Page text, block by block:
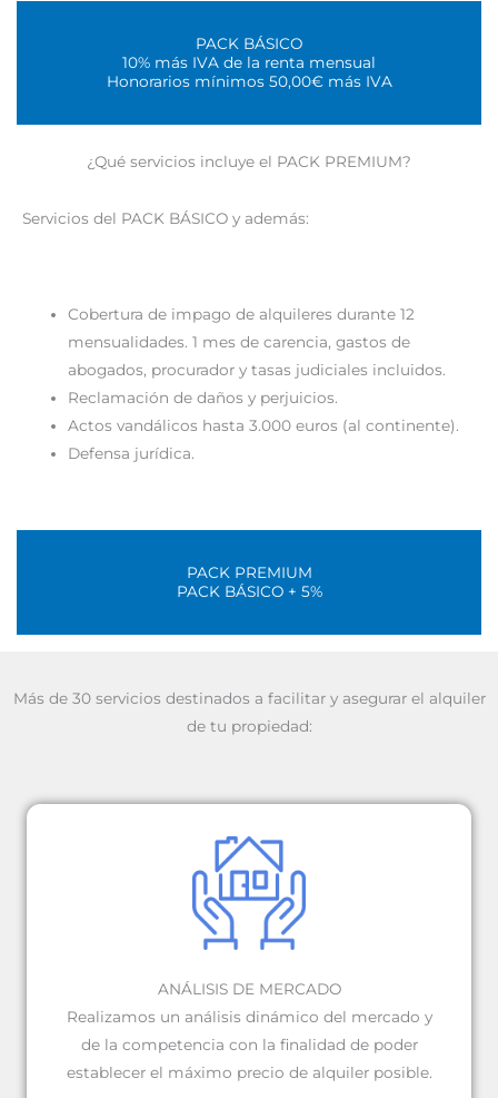
PACK BÁSICO
10% más IVA de la renta mensual
Honorarios mínimos 50,00€ más IVA
¿Qué servicios incluye el PACK PREMIUM?
Servicios del PACK BÁSICO y además:
Cobertura de impago de alquileres durante 12
mensualidades. 1 mes de carencia, gastos de
abogados, procurador y tasas judiciales incluidos.
Reclamación de daños y perjuicios.
Actos vandálicos hasta 3.000 euros (al continente).
Defensa jurídica.
PACK PREMIUM
PACK BÁSICO + 5%
Más de 30 servicios destinados a facilitar y asegurar el alquiler
de tu propiedad:
ANÁLISIS DE MERCADO
Realizamos un análisis dinámico del mercado y
de la competencia con la finalidad de poder
establecer el máximo precio de alquiler posible.